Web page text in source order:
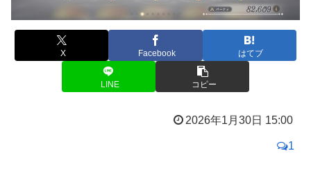
X Facebook はてブ
LINE コピー
2026年1月30日 15:00
1